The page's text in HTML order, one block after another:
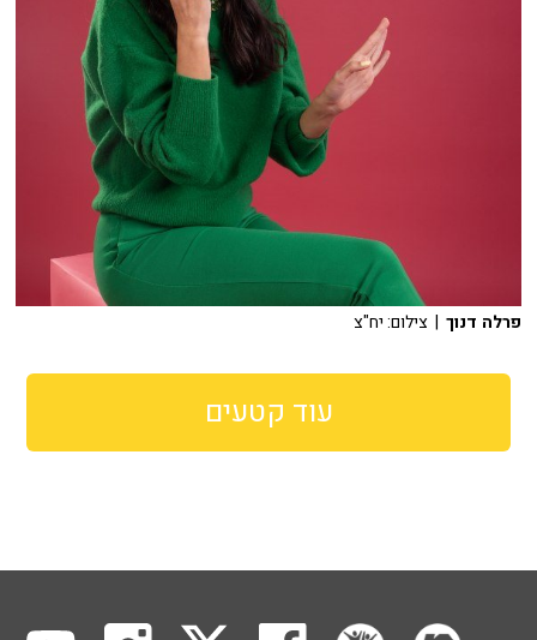
פרלה דנוך | צילום: יח"צ
עוד קטעים